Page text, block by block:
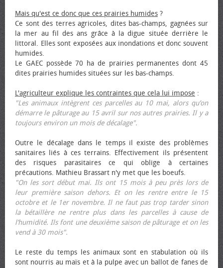
Mais qu'est ce donc que ces prairies humides ?
Ce sont des terres agricoles, dites bas-champs, gagnées sur
la mer au fil des ans grâce à la digue située derrière le
littoral. Elles sont exposées aux inondations et donc souvent
humides.
Le GAEC possède 70 ha de prairies permanentes dont 45
dites prairies humides situées sur les bas-champs.
L'agriculteur explique les contraintes que cela lui impose :
"Les animaux intègrent ces parcelles au 10 mai, alors qu’on
démarre le pâturage au 15 avril sur nos autres prairies. Il y a
toujours environ un mois de décalage".
Outre le décalage dans le temps il existe des problèmes
sanitaires liés à ces terrains. Effectivement ils présentent
des risques parasitaires ce qui oblige à certaines
précautions. Mathieu Brassart n'y met que les bœufs.
"On les sort début mai. Ils ont 15 mois à peu près lors de
leur première saison dehors. Et on les rentre entre le 15
octobre et le 1er novembre. Il ne faut pas trop tarder sinon
la bétaillère ne rentre plus dans les parcelles à cause de
l’humidité. Ils font une deuxième saison de pâturage et on les
vend à 30 mois".
Le reste du temps les animaux sont en stabulation où ils
sont nourris au maïs et à la pulpe avec un ballot de fanes de